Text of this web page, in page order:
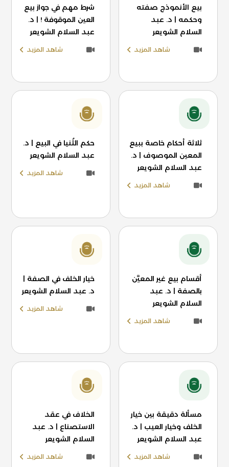
بيع الأنموذج صفته
وحكمه | د. عبد
السلام الشويعر
شاهد المزيد
شرط مهم في جواز بيع
العين الموقوفة ! | د.
عبد السلام الشويعر
شاهد المزيد
ثلاثة أحكام خاصة ببيع
المعين الموصوف | د.
عبد السلام الشويعر
شاهد المزيد
حكم الثُنيا في البيع | د.
عبد السلام الشويعر
شاهد المزيد
أقسام بيع غير المعيَّن
بالصفة | د. عبد
السلام الشويعر
شاهد المزيد
خيار الخلف في الصفة |
د. عبد السلام الشويعر
شاهد المزيد
مسألة دقيقة بين خيار
الخلف وخيار العيب | د.
عبد السلام الشويعر
شاهد المزيد
الخلاف في عقد
الاستصناع | د. عبد
السلام الشويعر
شاهد المزيد